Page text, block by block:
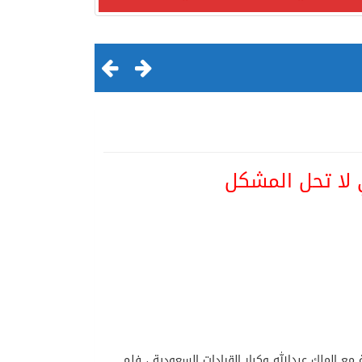
الثالث عشر الهجري
لا تحل المشكل